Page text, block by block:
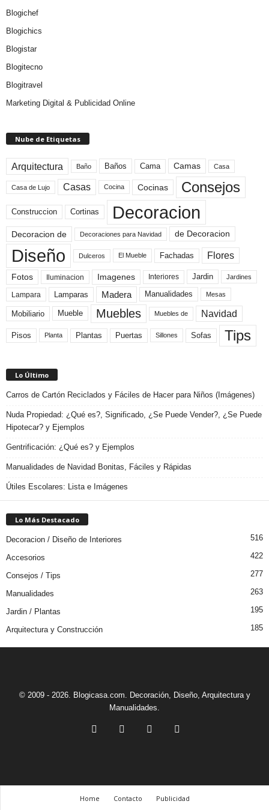
Blogichef
Blogichics
Blogistar
Blogitecno
Blogitravel
Marketing Digital & Publicidad Online
Nube de Etiquetas
Arquitectura Baño Baños Cama Camas Casa
Casa de Lujo Casas Cocina Cocinas Consejos
Construccion Cortinas Decoracion
Decoracion de Decoraciones para Navidad de Decoracion
Diseño Dulceros El Mueble Fachadas Flores
Fotos Iluminacion Imagenes Interiores Jardin Jardines
Lampara Lamparas Madera Manualidades Mesas
Mobiliario Mueble Muebles Muebles de Navidad
Pisos Planta Plantas Puertas Sillones Sofas Tips
Lo Último
Carros de Cartón Reciclados y Fáciles de Hacer para Niños (Imágenes)
Nuda Propiedad: ¿Qué es?, Significado, ¿Se Puede Vender?, ¿Se Puede
Hipotecar? y Ejemplos
Gentrificación: ¿Qué es? y Ejemplos
Manualidades de Navidad Bonitas, Fáciles y Rápidas
Útiles Escolares: Lista e Imágenes
Lo Más Destacado
Decoracion / Diseño de Interiores 516
Accesorios 422
Consejos / Tips 277
Manualidades 263
Jardin / Plantas 195
Arquitectura y Construcción 185
© 2009 - 2026. Blogicasa.com. Decoración, Diseño, Arquitectura y
Manualidades.
Home Contacto Publicidad